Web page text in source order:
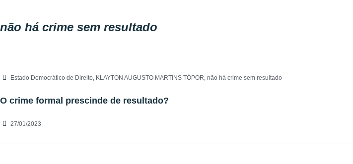
não há crime sem resultado
Estado Democrático de Direito, KLAYTON AUGUSTO MARTINS TÓPOR, não há crime sem resultado
O crime formal prescinde de resultado?
27/01/2023